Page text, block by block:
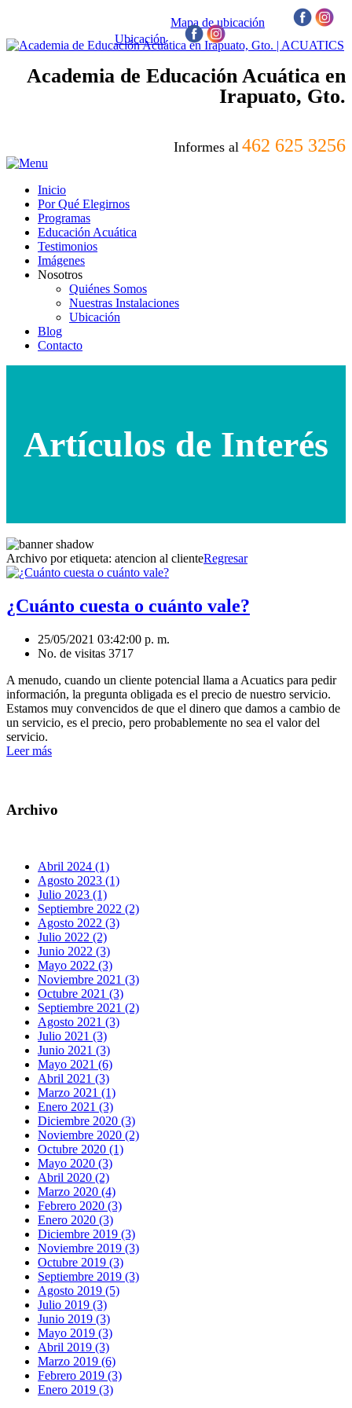
Mapa de ubicación
Ubicación /
Academia de Educación Acuática en
Irapuato, Gto.
Informes al 462 625 3256
Inicio
Por Qué Elegirnos
Programas
Educación Acuática
Testimonios
Imágenes
Nosotros
Quiénes Somos
Nuestras Instalaciones
Ubicación
Blog
Contacto
Artículos de Interés
Archivo por etiqueta: atencion al clienteRegresar
¿Cuánto cuesta o cuánto vale?
25/05/2021 03:42:00 p. m.
No. de visitas 3717
A menudo, cuando un cliente potencial llama a Acuatics para pedir
información, la pregunta obligada es el precio de nuestro servicio.
Estamos muy convencidos de que el dinero que damos a cambio de
un servicio, es el precio, pero probablemente no sea el valor del
servicio.
Leer más
Archivo
Abril 2024 (1)
Agosto 2023 (1)
Julio 2023 (1)
Septiembre 2022 (2)
Agosto 2022 (3)
Julio 2022 (2)
Junio 2022 (3)
Mayo 2022 (3)
Noviembre 2021 (3)
Octubre 2021 (3)
Septiembre 2021 (2)
Agosto 2021 (3)
Julio 2021 (3)
Junio 2021 (3)
Mayo 2021 (6)
Abril 2021 (3)
Marzo 2021 (1)
Enero 2021 (3)
Diciembre 2020 (3)
Noviembre 2020 (2)
Octubre 2020 (1)
Mayo 2020 (3)
Abril 2020 (2)
Marzo 2020 (4)
Febrero 2020 (3)
Enero 2020 (3)
Diciembre 2019 (3)
Noviembre 2019 (3)
Octubre 2019 (3)
Septiembre 2019 (3)
Agosto 2019 (5)
Julio 2019 (3)
Junio 2019 (3)
Mayo 2019 (3)
Abril 2019 (3)
Marzo 2019 (6)
Febrero 2019 (3)
Enero 2019 (3)